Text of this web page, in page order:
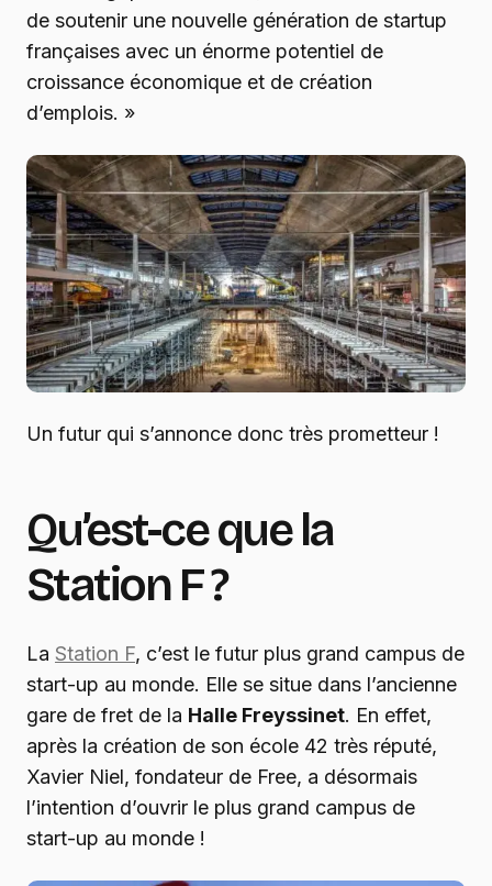
de soutenir une nouvelle génération de startup
françaises avec un énorme potentiel de
croissance économique et de création
d’emplois. »
Un futur qui s’annonce donc très prometteur !
Qu’est-ce que la
Station F ?
La Station F, c’est le futur plus grand campus de
start-up au monde. Elle se situe dans l’ancienne
gare de fret de la Halle Freyssinet. En effet,
après la création de son école 42 très réputé,
Xavier Niel, fondateur de Free, a désormais
l’intention d’ouvrir le plus grand campus de
start-up au monde !